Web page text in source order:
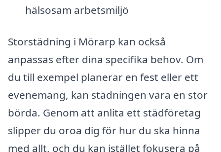
hälsosam arbetsmiljö
Storstädning i Mörarp kan också
anpassas efter dina specifika behov. Om
du till exempel planerar en fest eller ett
evenemang, kan städningen vara en stor
börda. Genom att anlita ett städföretag
slipper du oroa dig för hur du ska hinna
med allt, och du kan istället fokusera på